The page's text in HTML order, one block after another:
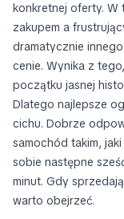
konkretnej oferty. W
zakupem a
dramatycznie
cenie. Wynika z
początku jasnej
Dlatego najlepsze
cichu. Dobrze
samochód takim,
sobie następne
minut. Gdy
warto obejrzeć.